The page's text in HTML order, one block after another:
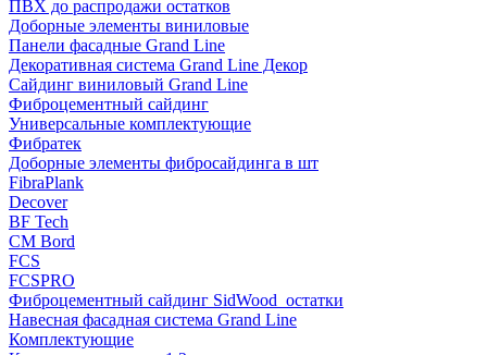
ПВХ до распродажи остатков
Доборные элементы виниловые
Панели фасадные Grand Line
Декоративная система Grand Line Декор
Сайдинг виниловый Grand Line
Фиброцементный сайдинг
Универсальные комплектующие
Фибратек
Доборные элементы фибросайдинга в шт
FibraPlank
Decover
BF Tech
CM Bord
FCS
FCSPRO
Фиброцементный сайдинг SidWood_остатки
Навесная фасадная система Grand Line
Комплектующие